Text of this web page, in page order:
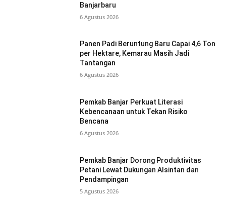
Banjarbaru
6 Agustus 2026
Panen Padi Beruntung Baru Capai 4,6 Ton
per Hektare, Kemarau Masih Jadi
Tantangan
6 Agustus 2026
Pemkab Banjar Perkuat Literasi
Kebencanaan untuk Tekan Risiko
Bencana
6 Agustus 2026
Pemkab Banjar Dorong Produktivitas
Petani Lewat Dukungan Alsintan dan
Pendampingan
5 Agustus 2026